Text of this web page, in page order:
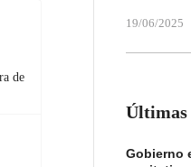
de
19/06/2025
Últimas
Gobierno